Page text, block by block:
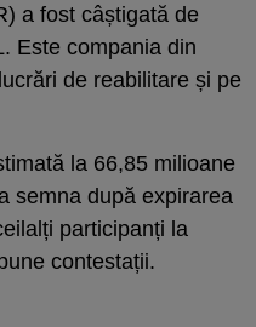
a fost câștigată de
Este compania din
de reabilitare și pe
la 66,85 milioane
semna după expirarea
participanți la
contestații.